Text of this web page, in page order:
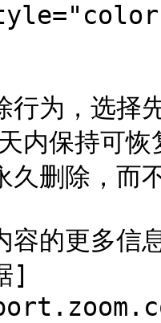
行为，选择
内保持可恢
久删除，而
容的更多
]